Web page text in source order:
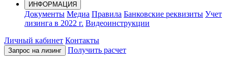
ИНФОРМАЦИЯ
Документы Медиа Правила Банковские реквизиты Учет
лизинга в 2022 г. Видеоинструкции
Личный кабинет Контакты
Запрос на лизинг Получить расчет